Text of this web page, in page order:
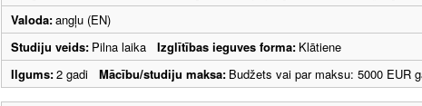
Valoda:angļu (EN)
Studiju veids: Pilna laika Izglītības ieguves forma: Klātiene
Ilgums:2 gadi Mācību/studiju maksa: Budžets vai par maksu: 5000 EUR